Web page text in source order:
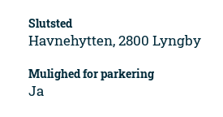
Slutsted
Havnehytten, 2800 Lyngby
Mulighed for parkering
Ja